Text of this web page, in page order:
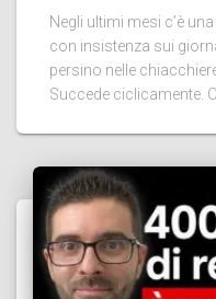
Negli ultimi mesi c’è
con insistenza sui
persino nelle
Succede ciclicamente.